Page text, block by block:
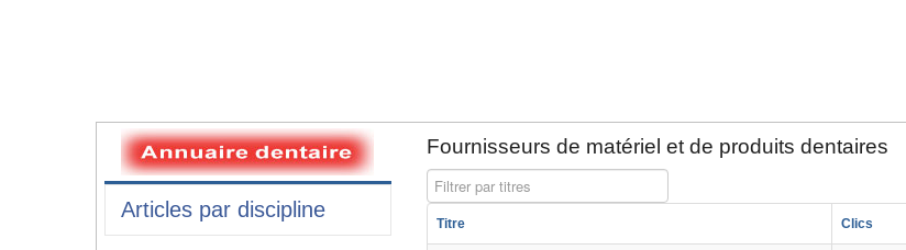
Fournisseurs de matériel et de produits dentaires
Filtrer par titres
Titre Clics
Articles par discipline